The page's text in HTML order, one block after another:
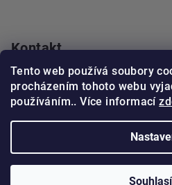
Tento web používá soubory
procházením tohoto webu
používáním.. Více informací
Kontakt
objednavky @
pelzerdecor.cz
602 461 596